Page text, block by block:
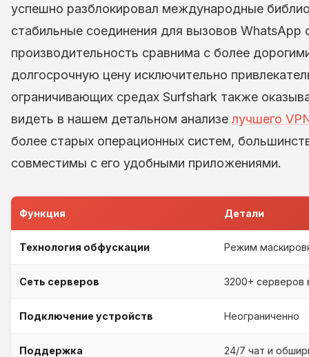
успешно разблокировал международные
стабильные соединения для вызовов
производительность сравнима с более
долгосрочную цену исключительно
ограничивающих средах Surfshark также
видеть в нашем детальном анализе лучшего
более старых операционных систем,
совместимы с его удобными приложениями.
Функция Детали
Технология обфускации Режим
Сеть серверов 3200+ серверов
Подключение устройств Неограниченно
Поддержка 24/7 чат и